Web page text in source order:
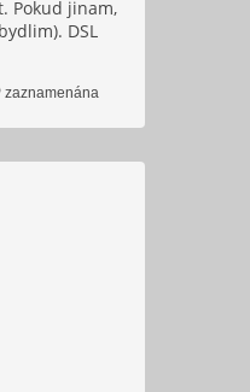
Pokud jinam,
DSL
zaznamenána